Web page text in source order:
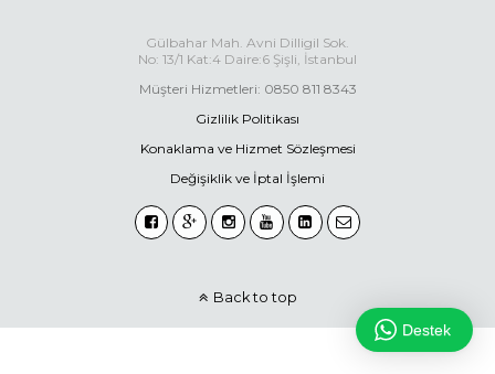
Gülbahar Mah. Avni Dilligil Sok.
No: 13/1 Kat:4 Daire:6 Şişli, İstanbul
Müşteri Hizmetleri: 0850 811 8343
Gizlilik Politikası
Konaklama ve Hizmet Sözleşmesi
Değişiklik ve İptal İşlemi
Back to top
Destek